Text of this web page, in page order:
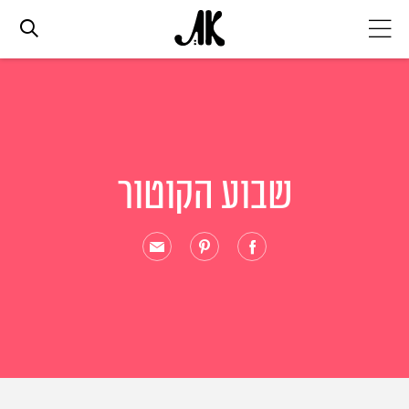
ביוטי
שבוע הקוטור